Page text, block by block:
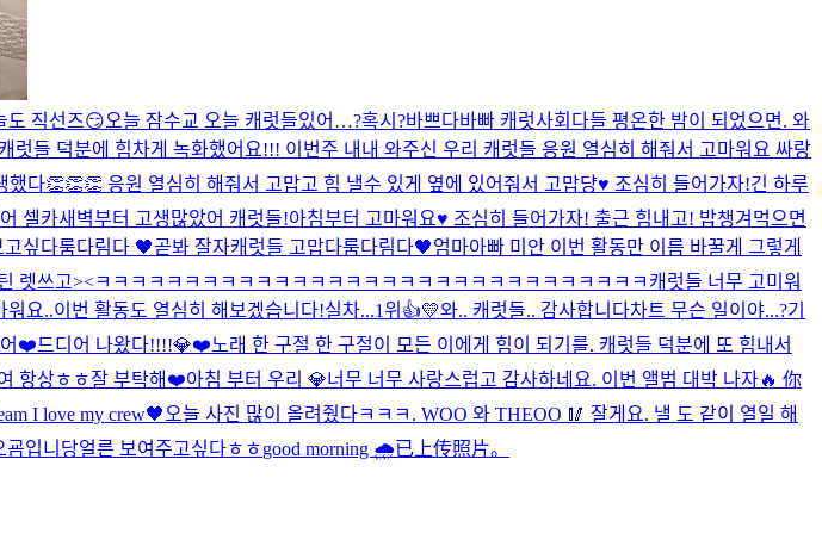
도 직선즈😏오늘 잠수교 오늘 캐럿들있어…?혹시?바쁘다바빠 캐럿사회 다들 평온한 밤이 되었으면. 와
럿들 덕분에 힘차게 녹화했어요!!! 이번주 내내 와주신 우리 캐럿들 응원 열심히 해줘서 고마워요 싸랑
했다👏👏👏 응원 열심히 해줘서 고맙고 힘 낼수 있게 옆에 있어줘서 고맙댱♥️ 조심히 들어가자!긴 하루
셀카새벽부터 고생많았어 캐럿들!아침부터 고마워요♥️ 조심히 들어가자! 출근 힘내고! 밥챙겨먹으면
고싶다룸다림다 🖤곧봐 잘자캐럿들 고맙다룸다림다🖤엄마아빠 미안 이번 활동만 이름 바꿀게 그렇게
쓰고><ㅋㅋㅋㅋㅋㅋㅋㅋㅋㅋㅋㅋㅋㅋㅋㅋㅋㅋㅋㅋㅋㅋㅋㅋㅋㅋㅋㅋㅋㅋㅋ 캐럿들 너무 고미워
워요..이번 활동도 열심히 해보겠습니다!실차...1위👍💛와.. 캐럿들.. 감사합니다차트 무슨 일이야...?기
어❤️드디어 나왔다!!!!💎❤️노래 한 구절 한 구절이 모든 이에게 힘이 되기를. 캐럿들 덕분에 또 힘내서
항상ㅎㅎ잘 부탁해❤️아침 부터 우리 💎너무 너무 사랑스럽고 감사하네요. 이번 앨범 대박 나자🔥 你
I love my crew🖤 오늘 사진 많이 올려줬다ㅋㅋㅋ. WOO 와 THEOO 🥢 잘게요. 낼 도 같이 열일 해
굠입니당얼른 보여주고싶다ㅎㅎgood morning 🌧️已上传照片。